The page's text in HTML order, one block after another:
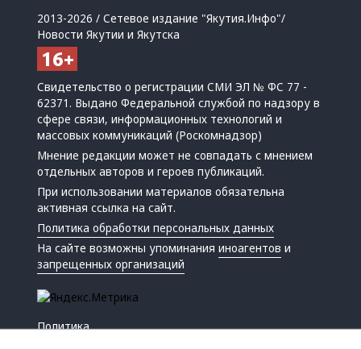
2013-2026 / Сетевое издание "Якутия.Инфо"/
Новости Якутии и Якутска
Свидетельство о регистрации СМИ ЭЛ № ФС 77 -
62371. Выдано Федеральной службой по надзору в
сфере связи, информационных технологий и
массовых коммуникаций (Роскомнадзор)
Мнение редакции может не совпадать с мнением
отдельных авторов и героев публикаций.
При использовании материалов обязательна
активная ссылка на сайт.
Политика обработки персональных данных
На сайте возможны упоминанияиноагентов и
запрещенных организаций
Политика